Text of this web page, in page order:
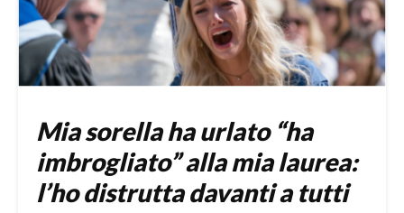
Mia sorella ha urlato “ha
imbrogliato” alla mia laurea:
l’ho distrutta davanti a tutti